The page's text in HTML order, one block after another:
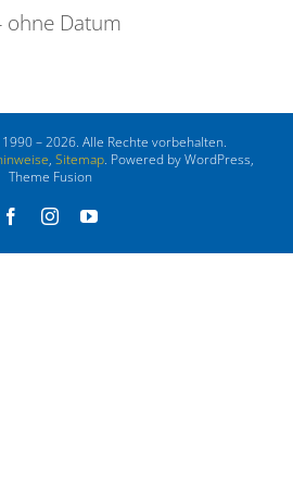
ohne Datum
– 2026. Alle Rechte vorbehalten.
, Sitemap. Powered by WordPress,
Theme Fusion
FacebookInstagramYouTube